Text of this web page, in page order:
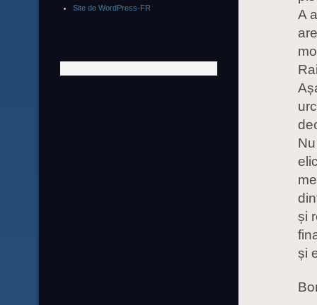
A
și
și
Site de WordPress-FR